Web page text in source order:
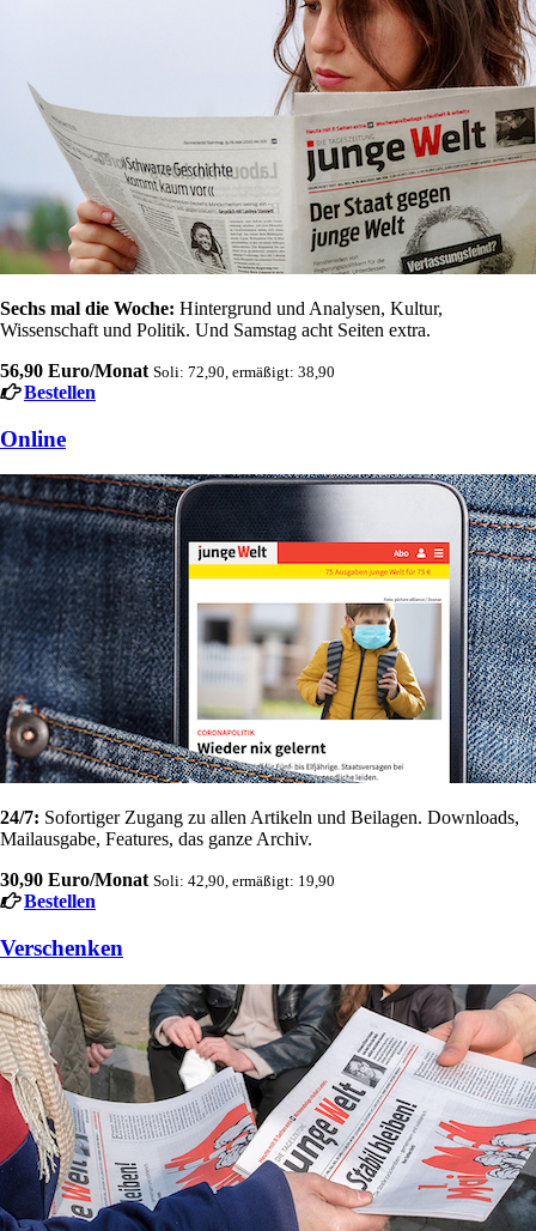
Sechs mal die Woche: Hintergrund und Analysen, Kultur,
Wissenschaft und Politik. Und Samstag acht Seiten extra.
56,90 Euro/Monat Soli: 72,90, ermäßigt: 38,90
Bestellen
Online
24/7: Sofortiger Zugang zu allen Artikeln und Beilagen. Downloads,
Mailausgabe, Features, das ganze Archiv.
30,90 Euro/Monat Soli: 42,90, ermäßigt: 19,90
Bestellen
Verschenken